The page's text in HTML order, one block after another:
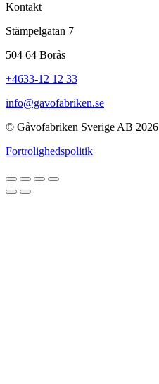
Kontakt
Stämpelgatan 7
504 64 Borås
+4633-12 12 33
info@gavofabriken.se
© Gåvofabriken Sverige AB 2026
Fortrolighedspolitik